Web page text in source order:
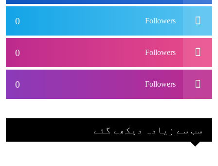
0 Followers
0 Followers
0 Followers
سب سے زیادہ دیکھے گئے